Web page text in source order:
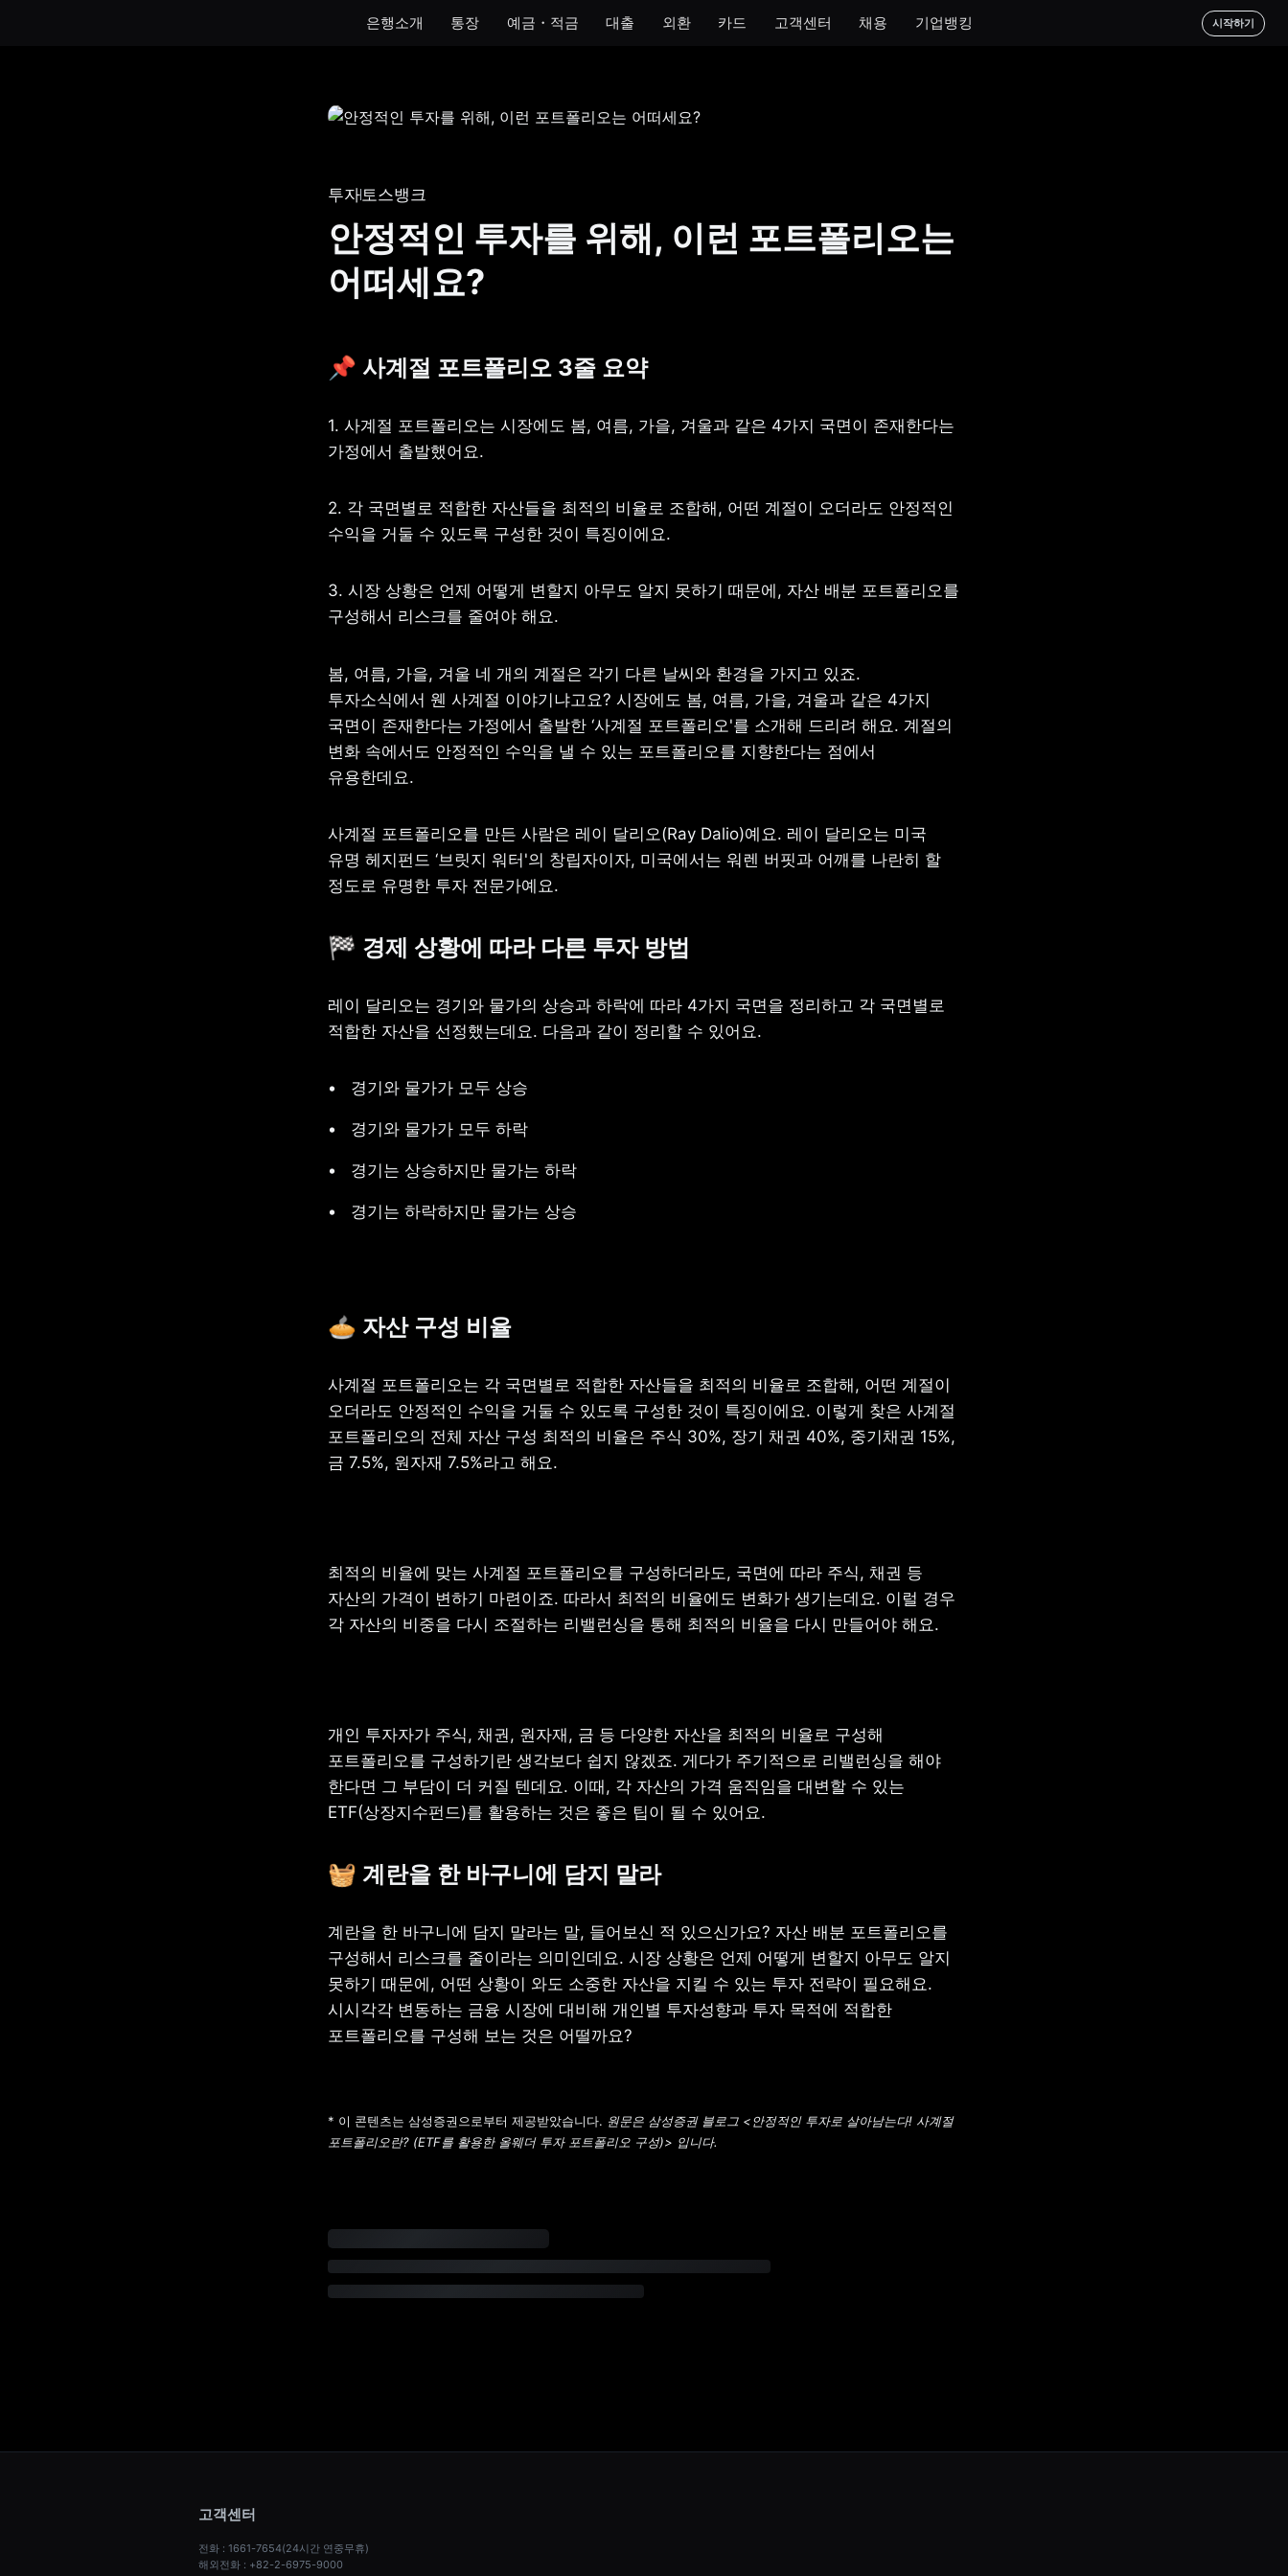
은행소개 통장 예금・적금 대출 외환 카드 고객센터 채용 기업뱅킹 시작하기
토스뱅크 통장
게임 저금통
생계비보호 통장
모임 통장아이 통장 개인사업자 통장
투자 토스뱅크
안정적인 투자를 위해, 이런 포트폴리오는
어떠세요?
📌 사계절 포트폴리오 3줄 요약
1. 사계절 포트폴리오는 시장에도 봄, 여름, 가을, 겨울과 같은 4가지 국면이 존재한다는
가정에서 출발했어요.
2. 각 국면별로 적합한 자산들을 최적의 비율로 조합해, 어떤 계절이 오더라도 안정적인
수익을 거둘 수 있도록 구성한 것이 특징이에요.
3. 시장 상황은 언제 어떻게 변할지 아무도 알지 못하기 때문에, 자산 배분 포트폴리오를
구성해서 리스크를 줄여야 해요.
봄, 여름, 가을, 겨울 네 개의 계절은 각기 다른 날씨와 환경을 가지고 있죠.
투자소식에서 웬 사계절 이야기냐고요? 시장에도 봄, 여름, 가을, 겨울과 같은 4가지
국면이 존재한다는 가정에서 출발한 ‘사계절 포트폴리오'를 소개해 드리려 해요. 계절의
변화 속에서도 안정적인 수익을 낼 수 있는 포트폴리오를 지향한다는 점에서
유용한데요.
사계절 포트폴리오를 만든 사람은 레이 달리오(Ray Dalio)예요. 레이 달리오는 미국
유명 헤지펀드 ‘브릿지 워터'의 창립자이자, 미국에서는 워렌 버핏과 어깨를 나란히 할
정도로 유명한 투자 전문가예요.
🏁 경제 상황에 따라 다른 투자 방법
레이 달리오는 경기와 물가의 상승과 하락에 따라 4가지 국면을 정리하고 각 국면별로
적합한 자산을 선정했는데요. 다음과 같이 정리할 수 있어요.
경기와 물가가 모두 상승
경기와 물가가 모두 하락
경기는 상승하지만 물가는 하락
경기는 하락하지만 물가는 상승
🥧 자산 구성 비율
사계절 포트폴리오는 각 국면별로 적합한 자산들을 최적의 비율로 조합해, 어떤 계절이
오더라도 안정적인 수익을 거둘 수 있도록 구성한 것이 특징이에요. 이렇게 찾은 사계절
포트폴리오의 전체 자산 구성 최적의 비율은 주식 30%, 장기 채권 40%, 중기채권 15%,
금 7.5%, 원자재 7.5%라고 해요.
최적의 비율에 맞는 사계절 포트폴리오를 구성하더라도, 국면에 따라 주식, 채권 등
자산의 가격이 변하기 마련이죠. 따라서 최적의 비율에도 변화가 생기는데요. 이럴 경우
각 자산의 비중을 다시 조절하는 리밸런싱을 통해 최적의 비율을 다시 만들어야 해요.
개인 투자자가 주식, 채권, 원자재, 금 등 다양한 자산을 최적의 비율로 구성해
포트폴리오를 구성하기란 생각보다 쉽지 않겠죠. 게다가 주기적으로 리밸런싱을 해야
한다면 그 부담이 더 커질 텐데요. 이때, 각 자산의 가격 움직임을 대변할 수 있는
ETF(상장지수펀드)를 활용하는 것은 좋은 팁이 될 수 있어요.
🧺 계란을 한 바구니에 담지 말라
계란을 한 바구니에 담지 말라는 말, 들어보신 적 있으신가요? 자산 배분 포트폴리오를
구성해서 리스크를 줄이라는 의미인데요. 시장 상황은 언제 어떻게 변할지 아무도 알지
못하기 때문에, 어떤 상황이 와도 소중한 자산을 지킬 수 있는 투자 전략이 필요해요.
시시각각 변동하는 금융 시장에 대비해 개인별 투자성향과 투자 목적에 적합한
포트폴리오를 구성해 보는 것은 어떨까요?
* 이 콘텐츠는 삼성증권으로부터 제공받았습니다. 원문은 삼성증권 블로그 <안정적인 투자로 살아남는다! 사계절
포트폴리오란? (ETF를 활용한 올웨더 투자 포트폴리오 구성)> 입니다.
고객센터
전화 : 1661-7654(24시간 연중무휴)
해외전화 : +82-2-6975-9000